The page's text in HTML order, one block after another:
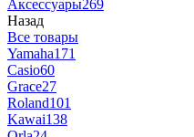
Аксессуары269
Назад
Все товары
Yamaha171
Casio60
Grace27
Roland101
Kawai138